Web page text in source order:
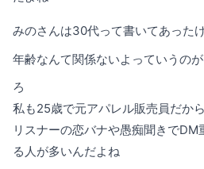
みのさんは30代って書いてあった
年齢なんて関係ないよっていうのが
ろ
私も25歳で元アパレル販売員だか
リスナーの恋バナや愚痴聞きで
る人が多いんだよね